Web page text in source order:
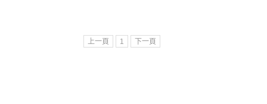
上一頁 1 下一頁